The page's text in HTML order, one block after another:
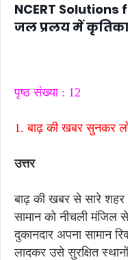
NCERT Solutions
जल प्रलय में कृतिका
पृष्ठ संख्या : 12
1. बाढ़ की खबर सुनकर
उत्तर
बाढ़ की खबर से सारे
सामान को नीचली
दुकानदार अपना सामान
लादकर उसे सुरक्षित